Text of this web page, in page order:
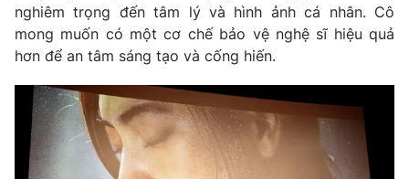
nghiêm trọng đến tâm lý và hình ảnh cá nhân. Cô
mong muốn có một cơ chế bảo vệ nghệ sĩ hiệu quả
hơn để an tâm sáng tạo và cống hiến.